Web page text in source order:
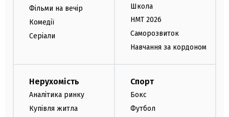
Фільми на вечір
Комедії
Серіали
Школа
НМТ 2026
Саморозвиток
Навчання за кордоном
Нерухомість
Аналітика ринку
Купівля житла
Спорт
Бокс
Футбол